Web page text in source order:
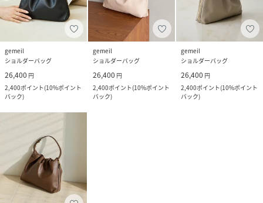
gemeil
ショルダーバッグ
26,400 円
2,400ポイント(10%ポイント
バック)
gemeil
ショルダーバッグ
26,400 円
2,400ポイント(10%ポイント
バック)
gemeil
ショルダーバッグ
26,400 円
2,400ポイント(10%ポイント
バック)